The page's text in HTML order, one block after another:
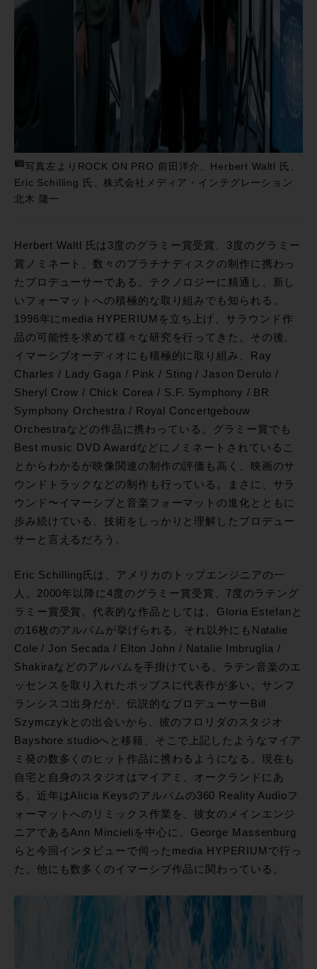
写真左よりROCK ON PRO 前田洋介、Herbert Waltl 氏、
Eric Schilling 氏、株式会社メディア・インテグレーション
北木 隆一
Herbert Waltl 氏は3度のグラミー賞受賞、3度のグラミー
賞ノミネート、数々のプラチナディスクの制作に携わっ
たプロデューサーである。テクノロジーに精通し、新し
いフォーマットへの積極的な取り組みでも知られる。
1996年にmedia HYPERIUMを立ち上げ、サラウンド作
品の可能性を求めて様々な研究を行ってきた。その後、
イマーシブオーディオにも積極的に取り組み、Ray
Charles / Lady Gaga / Pink / Sting / Jason Derulo /
Sheryl Crow / Chick Corea / S.F. Symphony / BR
Symphony Orchestra / Royal Concertgebouw
Orchestraなどの作品に携わっている。グラミー賞でも
Best music DVD Awardなどにノミネートされているこ
とからわかるが映像関連の制作の評価も高く、映画のサ
ウンドトラックなどの制作も行っている。まさに、サラ
ウンド〜イマーシブと音楽フォーマットの進化とともに
歩み続けている、技術をしっかりと理解したプロデュー
サーと言えるだろう。
Eric Schilling氏は、アメリカのトップエンジニアの一
人。2000年以降に4度のグラミー賞受賞、7度のラテング
ラミー賞受賞。代表的な作品としては、Gloria Estefanと
の16枚のアルバムが挙げられる。それ以外にもNatalie
Cole / Jon Secada / Elton John / Natalie Imbruglia /
Shakiraなどのアルバムを手掛けている。ラテン音楽のエ
ッセンスを取り入れたポップスに代表作が多い。サンフ
ランシスコ出身だが、伝説的なプロデューサーBill
Szymczykとの出会いから、彼のフロリダのスタジオ
Bayshore studioへと移籍、そこで上記したようなマイア
ミ発の数多くのヒット作品に携わるようになる。現在も
自宅と自身のスタジオはマイアミ、オークランドにあ
る。近年はAlicia Keysのアルバムの360 Reality Audioフ
ォーマットへのリミックス作業を、彼女のメインエンジ
ニアであるAnn Mincieliを中心に、George Massenburg
らと今回インタビューで伺ったmedia HYPERIUMで行っ
た。他にも数多くのイマーシブ作品に関わっている。